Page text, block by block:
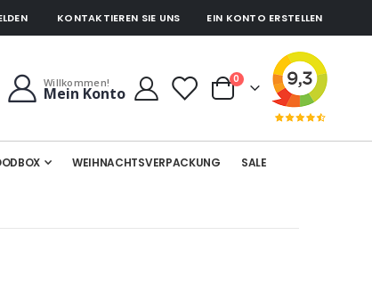
KONTAKTIEREN SIE UNS EIN KONTO ERSTELLEN
Willkommen!
Mein Konto Cart
0Artikel
WEIHNACHTSVERPACKUNG SALE